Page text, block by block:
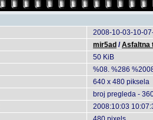
2008-10-03-10-
mir5ad /Asfaltna
50 KiB
%08. %286
640 x 480 piksela
broj pregleda -
2008:10:03